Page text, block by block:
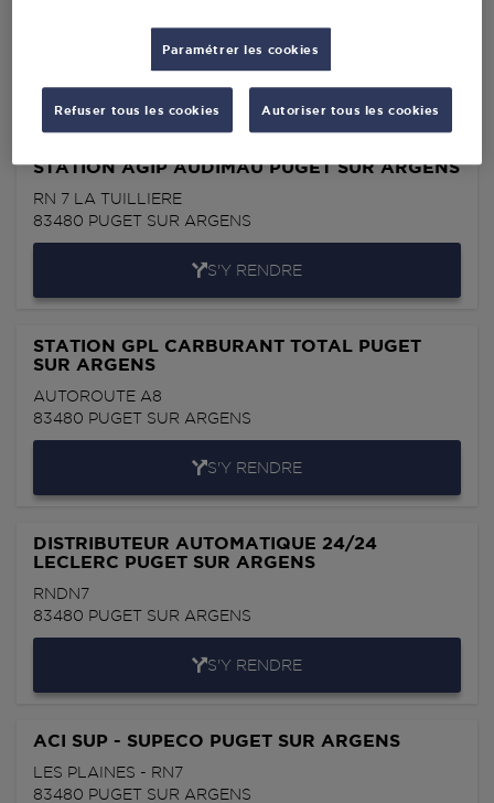
PUGET SUR ARGENS
S'Y RENDRE
STATION AGIP AUDIMAU PUGET SUR ARGENS
RN 7 LA TUILLIERE
83480 PUGET SUR ARGENS
S'Y RENDRE
STATION GPL CARBURANT TOTAL PUGET
SUR ARGENS
AUTOROUTE A8
83480 PUGET SUR ARGENS
S'Y RENDRE
DISTRIBUTEUR AUTOMATIQUE 24/24
LECLERC PUGET SUR ARGENS
RNDN7
83480 PUGET SUR ARGENS
S'Y RENDRE
ACI SUP - SUPECO PUGET SUR ARGENS
LES PLAINES - RN7
83480 PUGET SUR ARGENS
Paramétrer les cookies
Refuser tous les cookies Autoriser tous les cookies